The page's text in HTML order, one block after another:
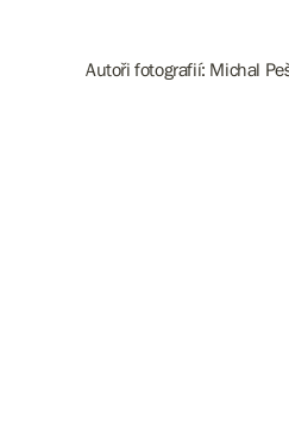
Autoři fotografií: Michal